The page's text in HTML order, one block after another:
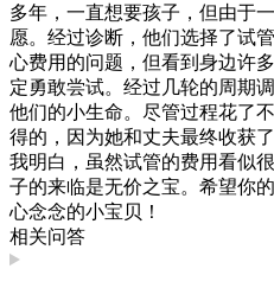
多年，一直想要孩子，但由于
愿。经过诊断，他们选择了试
心费用的问题，但看到身边许
定勇敢尝试。经过几轮的周期
他们的小生命。尽管过程花了
得的，因为她和丈夫最终收获
我明白，虽然试管的费用看似
子的来临是无价之宝。希望你
心念念的小宝贝！
相关问答